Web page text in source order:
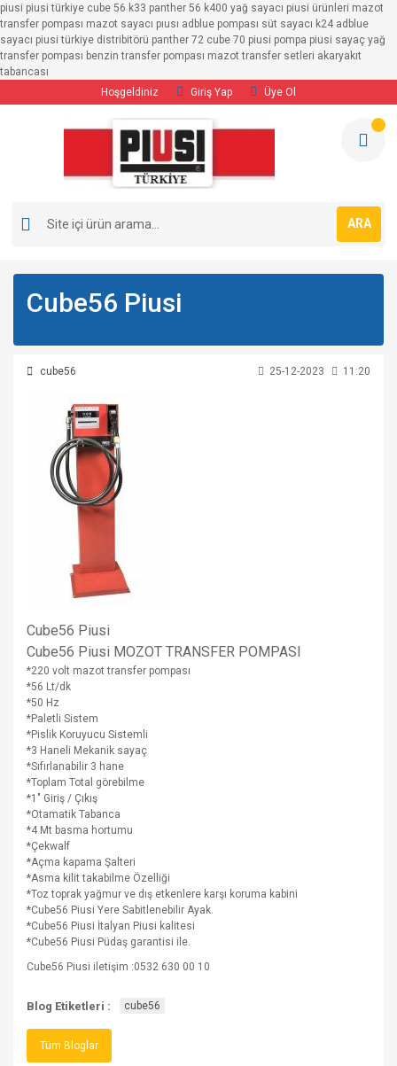
piusi piusi türkiye cube 56 k33 panther 56 k400 yağ sayacı piusi ürünleri mazot
transfer pompası mazot sayacı pıusı adblue pompası süt sayacı k24 adblue
sayacı piusi türkiye distribitörü panther 72 cube 70 piusi pompa piusi sayaç yağ
transfer pompası benzin transfer pompası mazot transfer setleri akaryakıt
tabancası
Hoşgeldiniz
Giriş Yap Üye Ol
ARA
Cube56 Piusi
cube56 25-12-2023 11:20
Cube56 Piusi
Cube56 Piusi MOZOT TRANSFER POMPASI
*220 volt mazot transfer pompası
*56 Lt/dk
*50 Hz
*Paletli Sistem
*Pislik Koruyucu Sistemli
*3 Haneli Mekanik sayaç
*Sıfırlanabilir 3 hane
*Toplam Total görebilme
*1" Giriş / Çıkış
*Otamatik Tabanca
*4 Mt basma hortumu
*Çekwalf
*Açma kapama Şalteri
*Asma kilit takabilme Özelliği
*Toz toprak yağmur ve dış etkenlere karşı koruma kabini
*Cube56 Piusi Yere Sabitlenebilir Ayak.
*Cube56 Piusi İtalyan Piusi kalitesi
*Cube56 Piusi Püdaş garantisi ile.
Cube56 Piusi iletişim :0532 630 00 10
Blog Etiketleri : cube56
Tüm Bloglar